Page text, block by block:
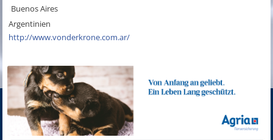
Buenos Aires
Argentinien
http://www.vonderkrone.com.ar/